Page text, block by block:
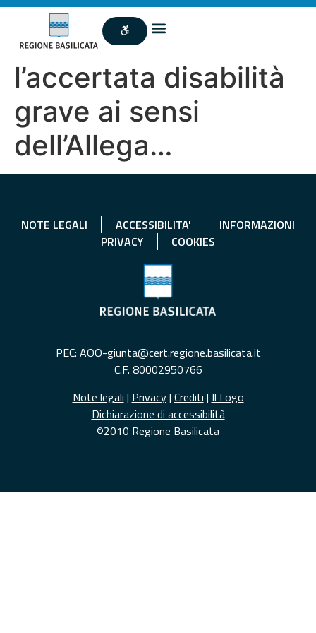
l’accertata disabilità
grave ai sensi
dell’Allega…
NOTE LEGALI ACCESSIBILITA'
INFORMAZIONI
PRIVACY
COOKIES
PEC: AOO-giunta@cert.regione.basilicata.it
C.F. 80002950766
Note legali | Privacy| Crediti | Il Logo
Dichiarazione di accessibilità
©2010 Regione Basilicata